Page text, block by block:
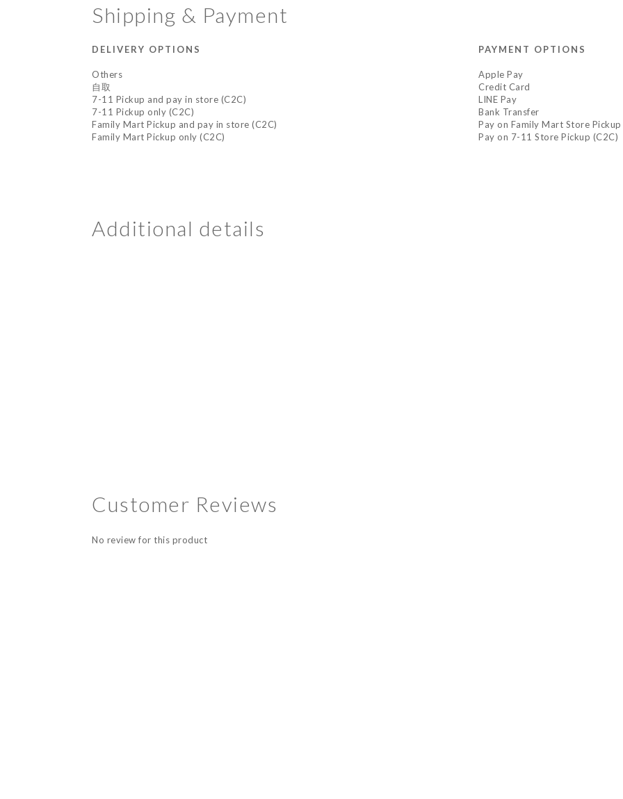
Shipping & Payment
DELIVERY OPTIONS
Others
自取
7-11 Pickup and pay in store (C2C)
7-11 Pickup only (C2C)
Family Mart Pickup and pay in store (C2C)
Family Mart Pickup only (C2C)
PAYMENT OPTIONS
Apple Pay
Credit Card
LINE Pay
Bank Transfer
Pay on Family Mart Store Pickup
Pay on 7-11 Store Pickup (C2C)
Additional details
Customer Reviews
No review for this product